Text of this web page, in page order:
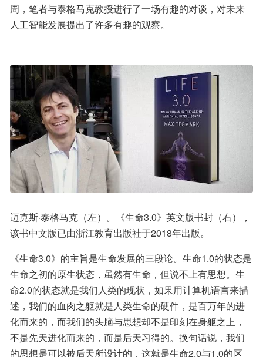
周，笔者与泰格马克教授进行了一场有趣的对谈，对未来
人工智能发展提出了许多有趣的观察。
迈克斯·泰格马克（左）。《生命3.0》英文版书封（右），
该书中文版已由浙江教育出版社于2018年出版。
《生命3.0》的主旨是生命发展的三段论。生命1.0的状态是
生命之初的原生状态，虽然有生命，但说不上有思想。生
命2.0的状态就是我们人类的现状，如果用计算机语言来描
述，我们的血肉之躯就是人类生命的硬件，是百万年的进
化而来的，而我们的头脑与思想却不是印刻在身躯之上，
不是先天进化而来的，而是后天习得的。换句话说，我们
的思想是可以被后天所设计的，这就是生命2.0与1.0的区